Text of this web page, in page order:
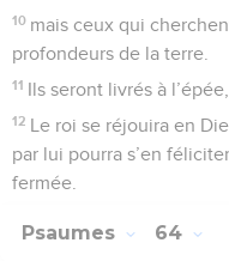
10 mais ceux qui
profondeurs de la terre.
11 Ils seront livrés à
12 Le roi se réjouira en
par lui pourra s’en
fermée.
Psaumes 64